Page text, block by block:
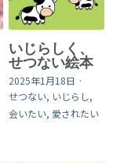
いじらしく、
せつない絵本
2025年1月18日 ·
せつない, いじらし,
会いたい, 愛されたい